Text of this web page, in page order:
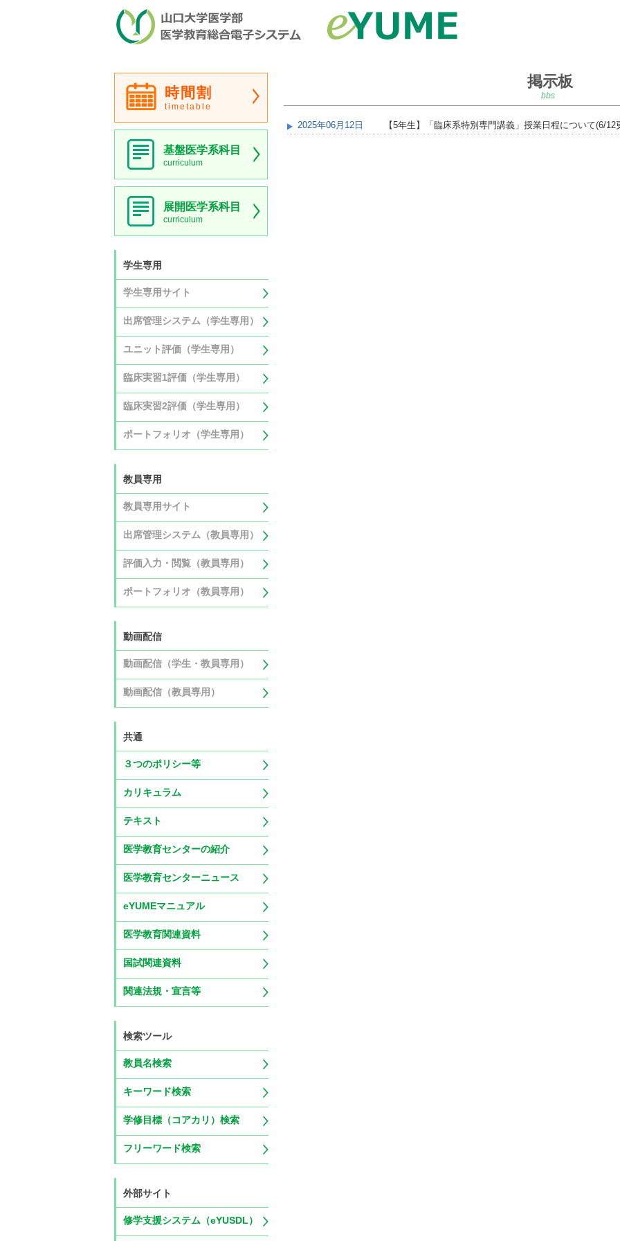
時間割
timetable
基盤医学系科目
curriculum
展開医学系科目
curriculum
学生専用
学生専用サイト
出席管理システム（学生専用）
ユニット評価（学生専用）
臨床実習1評価（学生専用）
臨床実習2評価（学生専用）
ポートフォリオ（学生専用）
教員専用
教員専用サイト
出席管理システム（教員専用）
評価入力・閲覧（教員専用）
ポートフォリオ（教員専用）
動画配信
動画配信（学生・教員専用）
動画配信（教員専用）
共通
３つのポリシー等
カリキュラム
テキスト
医学教育センターの紹介
医学教育センターニュース
eYUMEマニュアル
医学教育関連資料
国試関連資料
関連法規・宣言等
検索ツール
教員名検索
キーワード検索
学修目標（コアカリ）検索
フリーワード検索
外部サイト
修学支援システム（eYUSDL）
掲示板
bbs
2025年06月12日 【5年生】「臨床系特別専門講義」授業日程について(6/12